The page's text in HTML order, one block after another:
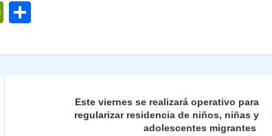
P
nt m
Este viernes se realizará operativo para
regularizar residencia de niños, niñas y
adolescentes migrantes